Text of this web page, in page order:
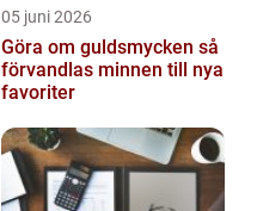
05 juni 2026
Göra om guldsmycken så
förvandlas minnen till nya
favoriter